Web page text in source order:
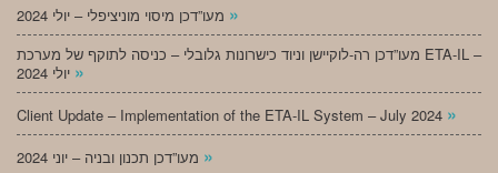
»
מעו”דכן רה-לוקיישן וניוד כישרונות גלובלי – כניסה לתוקף של מערכת ETA-IL –
»
Client Update – Implementation of the ETA-IL System – July 2024 »
»